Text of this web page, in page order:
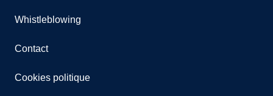
Whistleblowing
Contact
Cookies politique